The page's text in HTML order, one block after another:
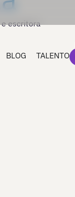
BLOG TALENTO
escritora